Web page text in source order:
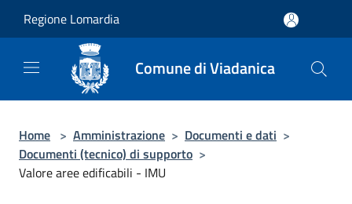
Regione Lomardia
Comune di Viadanica
Home > Amministrazione > Documenti e dati >
Documenti (tecnico) di supporto >
Valore aree edificabili - IMU